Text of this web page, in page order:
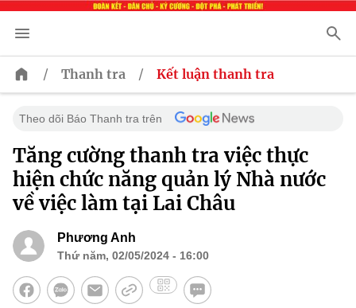
/ Thanh tra / Kết luận thanh tra
Theo dõi Báo Thanh tra trên
Tăng cường thanh tra việc thực
hiện chức năng quản lý Nhà nước
về việc làm tại Lai Châu
Phương Anh
Thứ năm, 02/05/2024 - 16:00